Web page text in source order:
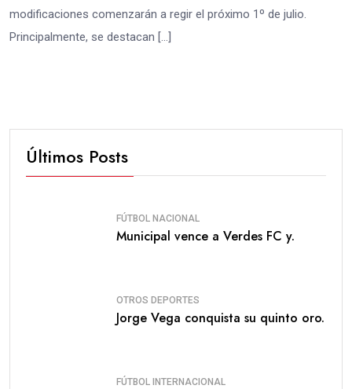
modificaciones comenzarán a regir el próximo 1º de julio.
Principalmente, se destacan […]
Últimos Posts
FÚTBOL NACIONAL
Municipal vence a Verdes FC y.
OTROS DEPORTES
Jorge Vega conquista su quinto oro.
FÚTBOL INTERNACIONAL